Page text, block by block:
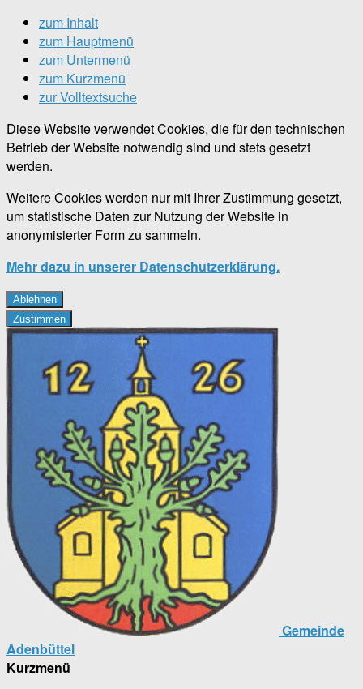
zum Inhalt
zum Hauptmenü
zum Untermenü
zum Kurzmenü
zur Volltextsuche
Diese Website verwendet Cookies, die für den technischen
Betrieb der Website notwendig sind und stets gesetzt
werden.
Weitere Cookies werden nur mit Ihrer Zustimmung gesetzt,
um statistische Daten zur Nutzung der Website in
anonymisierter Form zu sammeln.
Mehr dazu in unserer Datenschutzerklärung.
Ablehnen
Zustimmen
Gemeinde
Adenbüttel
Kurzmenü